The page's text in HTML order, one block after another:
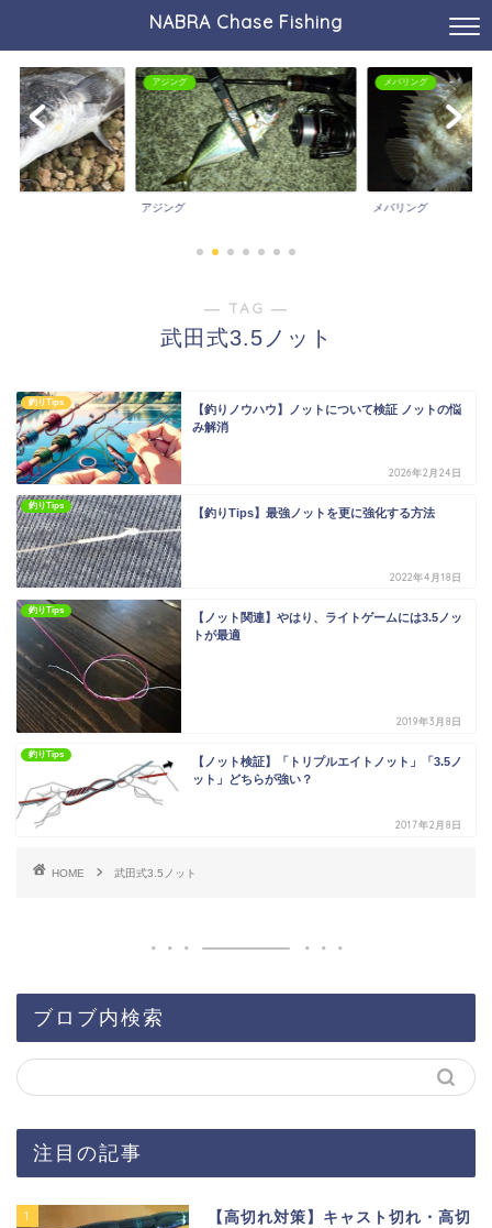
NABRA Chase Fishing
アジング
アジング
メバリング
メバリング
― TAG ―
武田式3.5ノット
釣りTips
【釣りノウハウ】ノットについて検証 ノットの悩
み解消
2026年2月24日
釣りTips
【釣りTips】最強ノットを更に強化する方法
2022年4月18日
釣りTips
【ノット関連】やはり、ライトゲームには3.5ノッ
トが最適
2019年3月8日
釣りTips
【ノット検証】「トリプルエイトノット」「3.5ノ
ット」どちらが強い？
2017年2月8日
HOME 武田式3.5ノット
ブロブ内検索
注目の記事
1
【高切れ対策】キャスト切れ・高切